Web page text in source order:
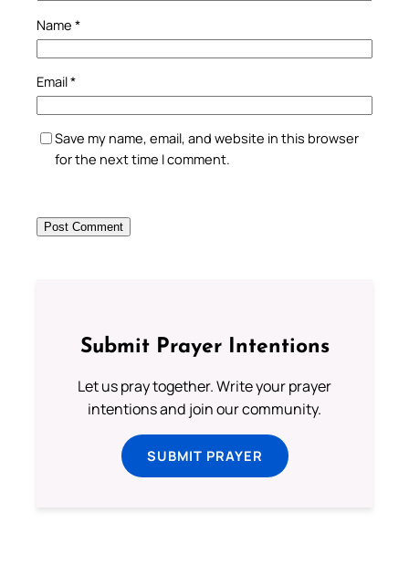
Name *
Email*
Save my name, email, and website in this browser
for the next time I comment.
Submit Prayer Intentions
Let us pray together. Write your prayer
intentions and join our community.
SUBMIT PRAYER